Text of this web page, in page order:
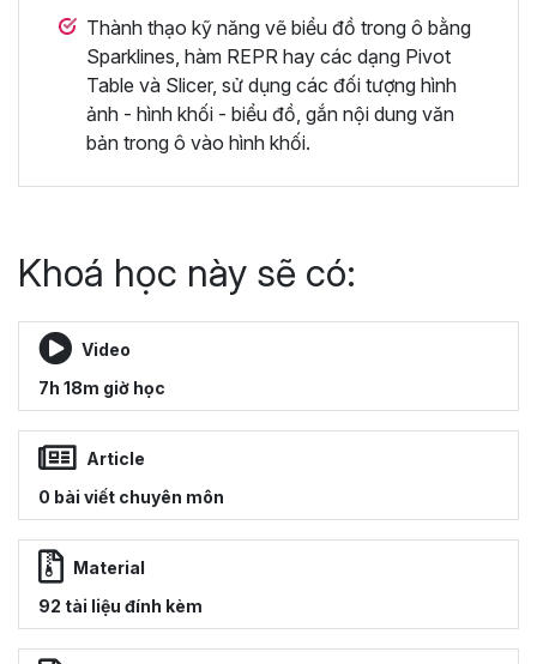
Thành thạo kỹ năng vẽ biểu đồ trong ô bằng
Sparklines, hàm REPR hay các dạng Pivot
Table và Slicer, sử dụng các đối tượng hình
ảnh - hình khối - biểu đồ, gắn nội dung văn
bản trong ô vào hình khối.
Khoá học này sẽ có:
Video
7h 18m giờ học
Article
0 bài viết chuyên môn
Material
92 tài liệu đính kèm